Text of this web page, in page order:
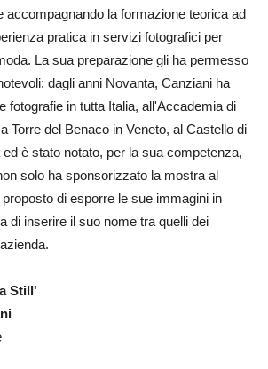
accompagnando la formazione teorica ad
pratica in servizi fotografici per
La sua preparazione gli ha permesso
dagli anni Novanta, Canziani ha
fotografie in tutta Italia, all'Accademia di
Torre del Benaco in Veneto, al Castello di
è stato notato, per la sua competenza,
solo ha sponsorizzato la mostra al
di esporre le sue immagini in
di inserire il suo nome tra quelli dei
Still'